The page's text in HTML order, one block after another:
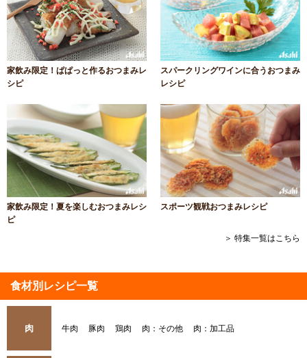
家飲み限定！ぱぱっと作るおつまみレ
シピ
スパークリングワインに合うおつまみ
レシピ
家飲み限定！夏を楽しむおつまみレシ
ピ
スポーツ観戦おつまみレシピ
＞ 特集一覧はこちら
食材別レシピ一覧
肉 牛肉 豚肉 鶏肉 肉：その他 肉：加工品